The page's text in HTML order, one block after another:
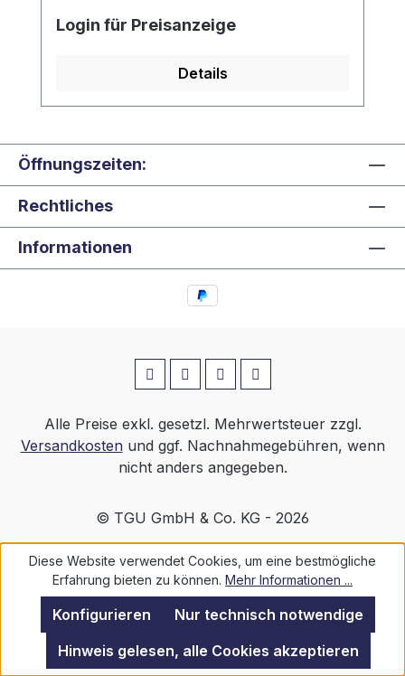
Login für Preisanzeige
Details
Öffnungszeiten:
Rechtliches
Informationen
Alle Preise exkl. gesetzl. Mehrwertsteuer zzgl.
Versandkostenund ggf. Nachnahmegebühren, wenn
nicht anders angegeben.
© TGU GmbH & Co. KG - 2026
Diese Website verwendet Cookies, um eine bestmögliche
Erfahrung bieten zu können. Mehr Informationen ...
Nur technisch notwendige
Konfigurieren
Hinweis gelesen, alle Cookies akzeptieren